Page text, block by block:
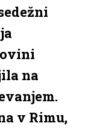
na
v Rimu,